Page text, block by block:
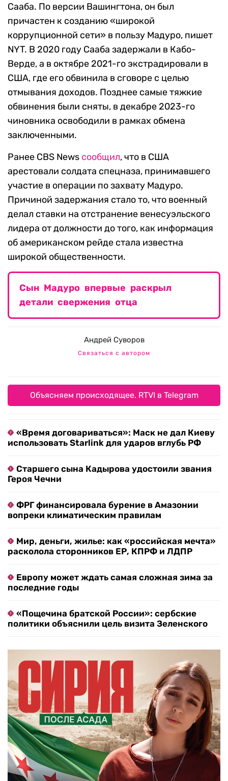
Сааба. По версии Вашингтона, он был
причастен к созданию «широкой
коррупционной сети» в пользу Мадуро, пишет
NYT. В 2020 году Сааба задержали в Кабо-
Верде, а в октябре 2021-го экстрадировали в
США, где его обвинила в сговоре с целью
отмывания доходов. Позднее самые тяжкие
обвинения были сняты, в декабре 2023-го
чиновника освободили в рамках обмена
заключенными.
Ранее CBS News сообщил, что в США
арестовали солдата спецназа, принимавшего
участие в операции по захвату Мадуро.
Причиной задержания стало то, что военный
делал ставки на отстранение венесуэльского
лидера от должности до того, как информация
об американском рейде стала известна
широкой общественности.
Сын Мадуро впервые раскрыл
детали свержения отца
Андрей Суворов
Связаться с автором
Объясняем происходящее. RTVI в Telegram
«Время договариваться»: Маск не дал Киеву
использовать Starlink для ударов вглубь РФ
Старшего сына Кадырова удостоили звания
Героя Чечни
ФРГ финансировала бурение в Амазонии
вопреки климатическим правилам
Мир, деньги, жилье: как «российская мечта»
расколола сторонников ЕР, КПРФ и ЛДПР
Европу может ждать самая сложная зима за
последние годы
«Пощечина братской России»: сербские
политики объяснили цель визита Зеленского